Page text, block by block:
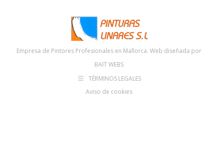
Empresa de Pintores Profesionales en Mallorca. Web diseñada por
BAIT WEBS
TÉRMINOS LEGALES
Aviso de cookies